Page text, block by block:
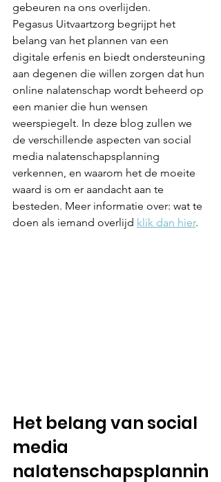
gebeuren na ons overlijden.
Pegasus Uitvaartzorg begrijpt het
belang van het plannen van een
digitale erfenis en biedt ondersteuning
aan degenen die willen zorgen dat hun
online nalatenschap wordt beheerd op
een manier die hun wensen
weerspiegelt. In deze blog zullen we
de verschillende aspecten van social
media nalatenschapsplanning
verkennen, en waarom het de moeite
waard is om er aandacht aan te
besteden. Meer informatie over: wat te
doen als iemand overlijd klik dan hier.
Het belang van social
media
nalatenschapsplannin